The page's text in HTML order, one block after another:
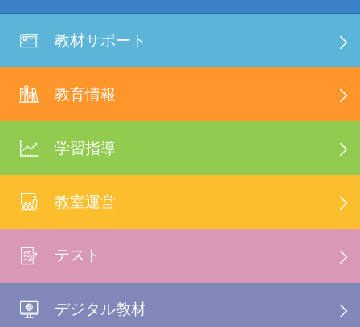
教材サポート
教育情報
学習指導
教室運営
テスト
デジタル教材